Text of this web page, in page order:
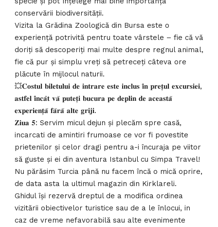
conservării biodiversității.
Vizita la Grădina Zoologică din Bursa este o
experiență potrivită pentru toate vârstele – fie că vă
doriți să descoperiți mai multe despre regnul animal,
fie că pur și simplu vreți să petreceți câteva ore
plăcute în mijlocul naturii.
💥𝐂𝐨𝐬𝐭𝐮𝐥 𝐛𝐢𝐥𝐞𝐭𝐮𝐥𝐮𝐢 𝐝𝐞 𝐢𝐧𝐭𝐫𝐚𝐫𝐞 𝐞𝐬𝐭𝐞 𝐢𝐧𝐜𝐥𝐮𝐬 𝐢̂𝐧 𝐩𝐫𝐞𝐭̦𝐮𝐥 𝐞𝐱𝐜𝐮𝐫𝐬𝐢𝐞𝐢,
𝐚𝐬𝐭𝐟𝐞𝐥 𝐢̂𝐧𝐜𝐚̂𝐭 𝐯𝐚̆ 𝐩𝐮𝐭𝐞𝐭̦𝐢 𝐛𝐮𝐜𝐮𝐫𝐚 𝐩𝐞 𝐝𝐞𝐩𝐥𝐢𝐧 𝐝𝐞 𝐚𝐜𝐞𝐚𝐬𝐭𝐚̆
𝐞𝐱𝐩𝐞𝐫𝐢𝐞𝐧𝐭̦𝐚̆ 𝐟𝐚̆𝐫𝐚̆ 𝐚𝐥𝐭𝐞 𝐠𝐫𝐢𝐣𝐢.
𝐙𝐢𝐮𝐚 𝟓: Servim micul dejun și plecăm spre casă,
incarcati de amintiri frumoase ce vor fi povestite
prietenilor și celor dragi pentru a-i încuraja pe viitor
să guste și ei din aventura Istanbul cu Simpa Travel!
Nu părăsim Turcia până nu facem încă o mică oprire,
de data asta la ultimul magazin din Kirklareli.
Ghidul își rezervă dreptul de a modifica ordinea
vizitării obiectivelor turistice sau de a le înlocui, in
caz de vreme nefavorabilă sau alte evenimente